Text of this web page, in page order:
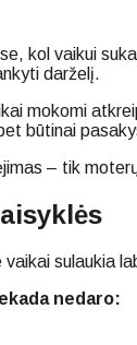
kol vaikui
darželį.
mokomi
būtinai
– tik
sulaukia
nedaro: